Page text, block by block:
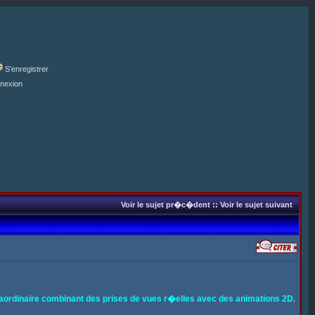
S'enregistrer
Voir le sujet pr�c�dent::Voir le sujet suivant
combinant des prises de vues r�elles avec des animations 2D.